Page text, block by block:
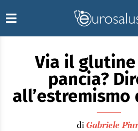
Via il
pancia?
di Gabriele